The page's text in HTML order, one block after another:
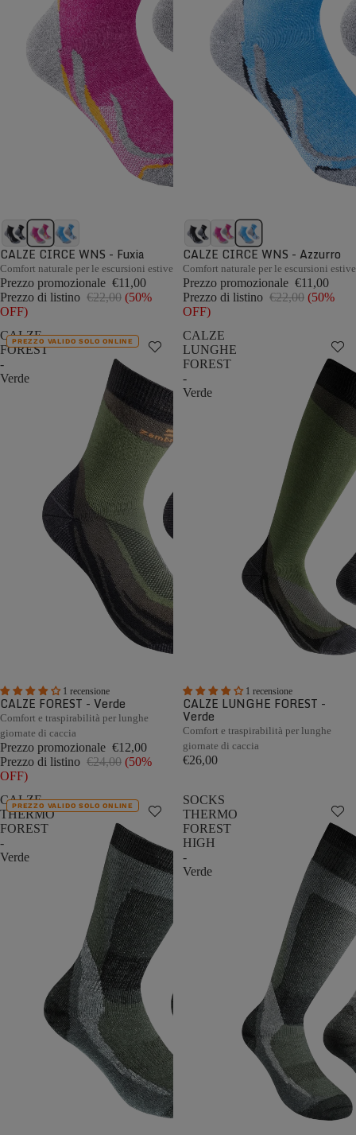
CALZE CIRCE WNS - Fuxia
Comfort naturale per le escursioni estive
Prezzo promozionale €11,00
Prezzo di listino €22,00 (50%
OFF)
CALZE CIRCE WNS - Azzurro
Comfort naturale per le escursioni estive
Prezzo promozionale €11,00
Prezzo di listino €22,00 (50%
OFF)
CALZE
FOREST
-
Verde
1 recensione
PREZZO VALIDO SOLO ONLINE
CALZE FOREST - Verde
Comfort e traspirabilità per lunghe
giornate di caccia
Prezzo promozionale €12,00
Prezzo di listino €24,00 (50%
OFF)
CALZE
LUNGHE
FOREST
-
Verde
1 recensione
CALZE LUNGHE FOREST -
Verde
Comfort e traspirabilità per lunghe
giornate di caccia
€26,00
CALZE
THERMO
FOREST
-
Verde
PREZZO VALIDO SOLO ONLINE
SOCKS
THERMO
FOREST
HIGH
-
Verde